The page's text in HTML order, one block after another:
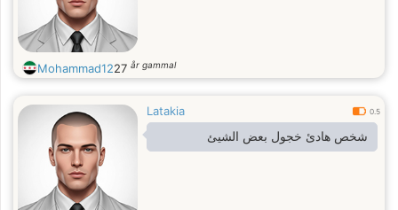
Mohammad1227 år gammal
Latakia 0.5
شخص هادئ خجول بعض الشيئ